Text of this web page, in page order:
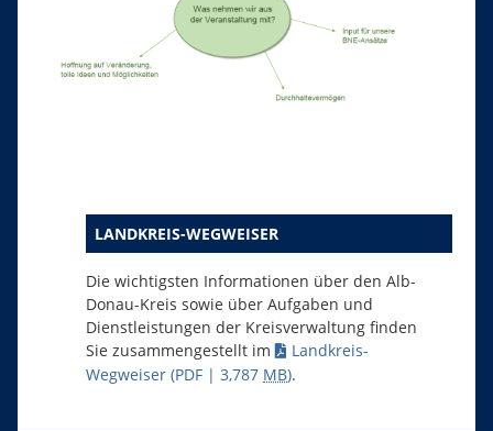
LANDKREIS-WEGWEISER
Die wichtigsten Informationen über den Alb-
Donau-Kreis sowie über Aufgaben und
Dienstleistungen der Kreisverwaltung finden
Sie zusammengestellt im
Landkreis-
Wegweiser (PDF | 3,787 MB).